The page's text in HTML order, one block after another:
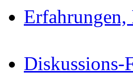
Erfahrungen,
Diskussions-